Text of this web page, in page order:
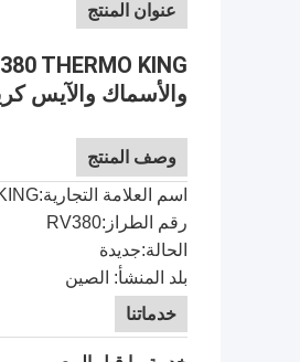
عنوان المنتج
والأسماك والآيس
وصف المنتج
اسم العلامة التجارية:THERMO KING
رقم الطراز:RV380
الحالة:جديدة
بلد المنشأ: الصين
خدماتنا